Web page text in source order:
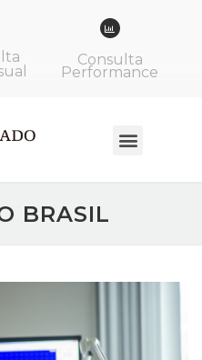
Consulta
Performance
BRASIL